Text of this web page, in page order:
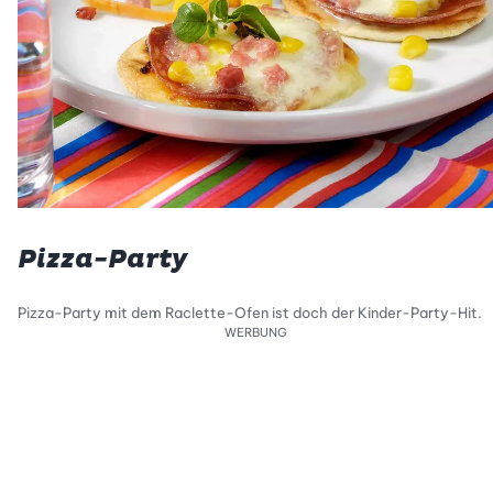
Pizza-Party
Pizza-Party mit dem Raclette-Ofen ist doch der Kinder-Party-Hit.
WERBUNG